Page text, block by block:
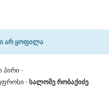
არ ყოფილა
პირი -
- სალომე რობაქიძე